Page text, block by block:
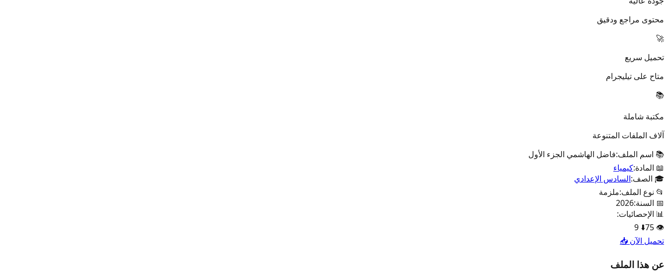
محتوى مراجع ودقيق
🚀
تحميل سريع
متاح على تيليجرام
📚
مكتبة شاملة
آلاف الملفات المتنوعة
📚 اسم الملف:فاضل الهاشمي الجزء الأول
📖 المادة:كيمياء
🎓 الصف:السادس الإعدادي
📂 نوع الملف:ملزمة
📅 السنة:2026
📊 الإحصائيات:
👁️
75
⬇️
9
تحميل الآن 📥
عن هذا الملف